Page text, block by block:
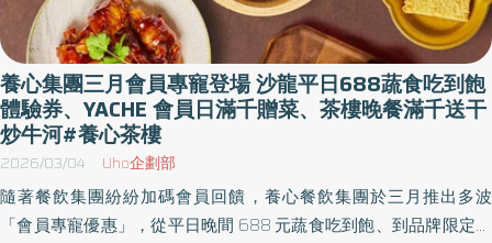
養心集團三月會員專寵登場 沙龍平日688蔬食吃到飽
體驗券、YACHE 會員日滿千贈菜、茶樓晚餐滿千送干
炒牛河#養心茶樓
2026/03/04 Uho企劃部
隨著餐飲集團紛紛加碼會員回饋，養心餐飲集團於三月推出多波
「會員專寵優惠」，從平日晚間 688 元蔬食吃到飽、到品牌限定會